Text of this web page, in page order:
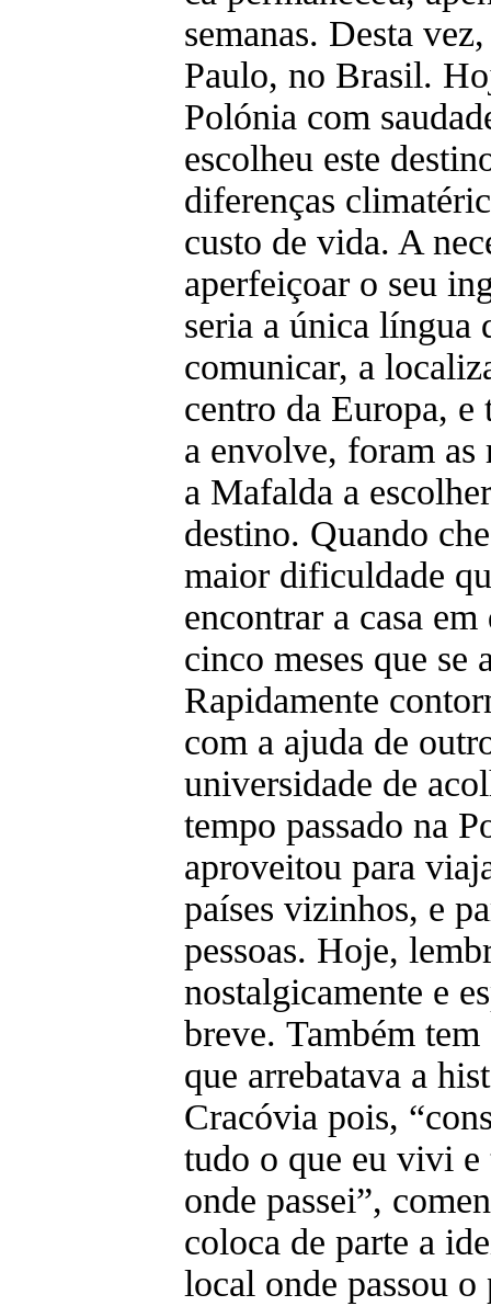
semanas. Desta
Paulo, no Brasil.
Polónia com
escolheu este
diferenças
custo de vida. A
aperfeiçoar o seu
seria a única língua
comunicar, a
centro da Europa, e
a envolve, foram as
a Mafalda a
destino. Quando
maior dificuldade
encontrar a casa
cinco meses que se
Rapidamente
com a ajuda de
universidade de
tempo passado na
aproveitou para
países vizinhos, e
pessoas. Hoje,
nostalgicamente e
breve. Também
que arrebatava a
Cracóvia pois,
tudo o que eu vivi e
onde passei”,
coloca de parte a
local onde passou